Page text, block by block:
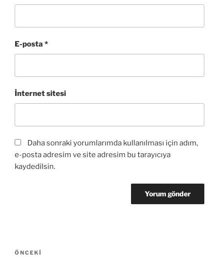
E-posta *
İnternet sitesi
Daha sonraki yorumlarımda kullanılması için adım,
e-posta adresim ve site adresim bu tarayıcıya
kaydedilsin.
Yazı
Önceki
ÖNCEKI